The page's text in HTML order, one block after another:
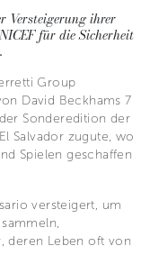
Versteigerung ihrer
für die Sicherheit
Group
David Beckhams 7
Sonderedition der
Salvador zugute, wo
Spielen geschaffen
versteigert, um
deren Leben oft von